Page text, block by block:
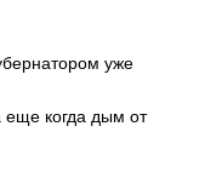
уже
еще когда дым от